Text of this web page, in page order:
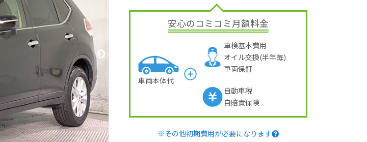
安心のコミコミ月額料金
車両本体代
車検基本費用
オイル交換(半年毎)
車両保証
自動車税
自賠責保険
※その他初期費用が必要になります